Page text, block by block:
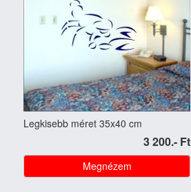
Legkisebb méret 35x40 cm
3 200.- Ft
Megnézem